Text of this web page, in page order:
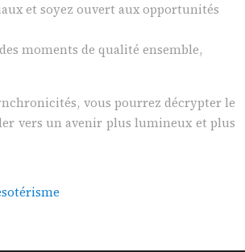
et soyez ouvert aux opportunités
moments de qualité ensemble,
vous pourrez décrypter le
vers un avenir plus lumineux et plus